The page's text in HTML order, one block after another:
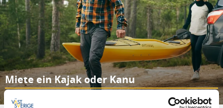
Miete ein Kajak oder Kanu